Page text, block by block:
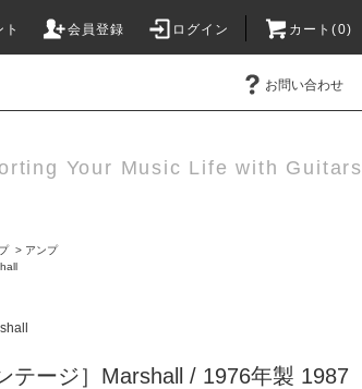
会員登録 ログイン カート(0)
お問い合わせ
Your Music Life with Guitars
> アンプ
テージ］Marshall / 1976年製 1987